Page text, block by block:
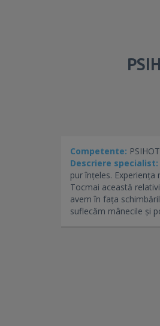
Competente:
Descriere specialist:
pur înțeles.
Tocmai această
avem în fața
suflecăm mânecile și